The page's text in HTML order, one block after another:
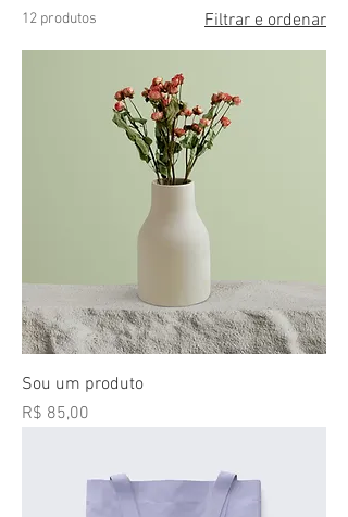
12 produtos Filtrar e ordenar
Sou um produto
Preço
R$ 85,00